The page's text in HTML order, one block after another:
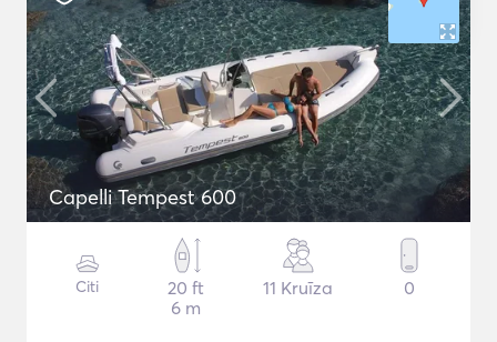
Capelli Tempest 600
Citi
20 ft
6 m
11 Kruīza 0